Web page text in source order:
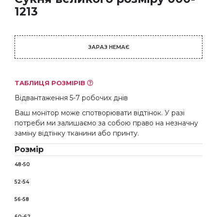
1213
ЗАРАЗ НЕМАЄ
ТАБЛИЦЯ РОЗМІРІВ
Відвантаження 5-7 робочих днів
Ваш монітор може спотворювати відтінок. У разі
потреби ми залишаємо за собою право на незначну
заміну відтінку тканини або принту.
Розмір
48-50
52-54
56-58